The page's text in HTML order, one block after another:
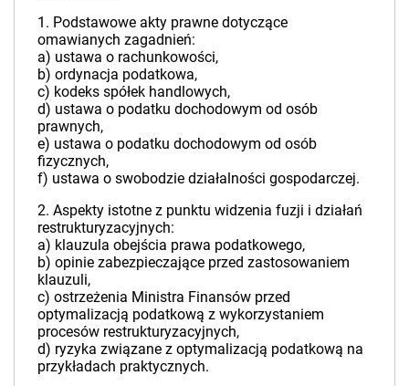
1. Podstawowe akty prawne dotyczące
omawianych zagadnień:
a) ustawa o rachunkowości,
b) ordynacja podatkowa,
c) kodeks spółek handlowych,
d) ustawa o podatku dochodowym od osób
prawnych,
e) ustawa o podatku dochodowym od osób
fizycznych,
f) ustawa o swobodzie działalności gospodarczej.
2. Aspekty istotne z punktu widzenia fuzji i działań
restrukturyzacyjnych:
a) klauzula obejścia prawa podatkowego,
b) opinie zabezpieczające przed zastosowaniem
klauzuli,
c) ostrzeżenia Ministra Finansów przed
optymalizacją podatkową z wykorzystaniem
procesów restrukturyzacyjnych,
d) ryzyka związane z optymalizacją podatkową na
przykładach praktycznych.